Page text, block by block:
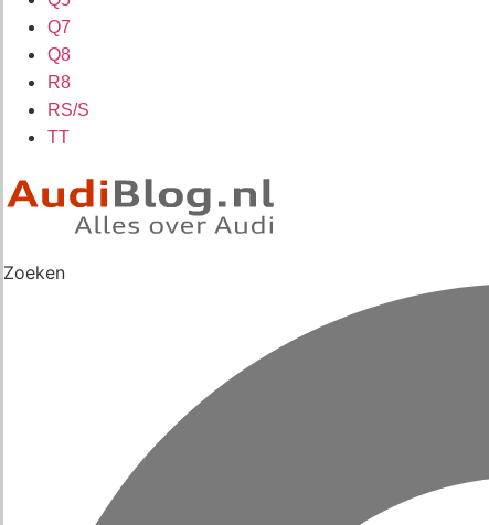
Q7
Q8
R8
RS/S
TT
Zoeken